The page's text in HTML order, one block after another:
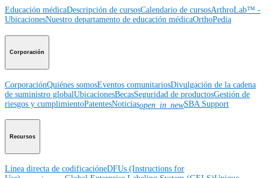
Educación médicaDescripción de cursosCalendario de cursosArthroLab™ -
UbicacionesNuestro departamento de educación médicaOrthoPedia
Corporación
CorporaciónQuiénes somosEventos comunitariosDivulgación de la cadena
de suministro globalUbicacionesBecasSeguridad de productosGestión de
riesgos y cumplimientoPatentesNoticiasopen_in_newSBA Support
Recursos
Línea directa de codificacióneDFUs (Instructions for